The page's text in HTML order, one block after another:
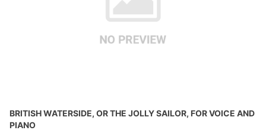
BRITISH WATERSIDE, OR THE JOLLY SAILOR, FOR VOICE AND
PIANO